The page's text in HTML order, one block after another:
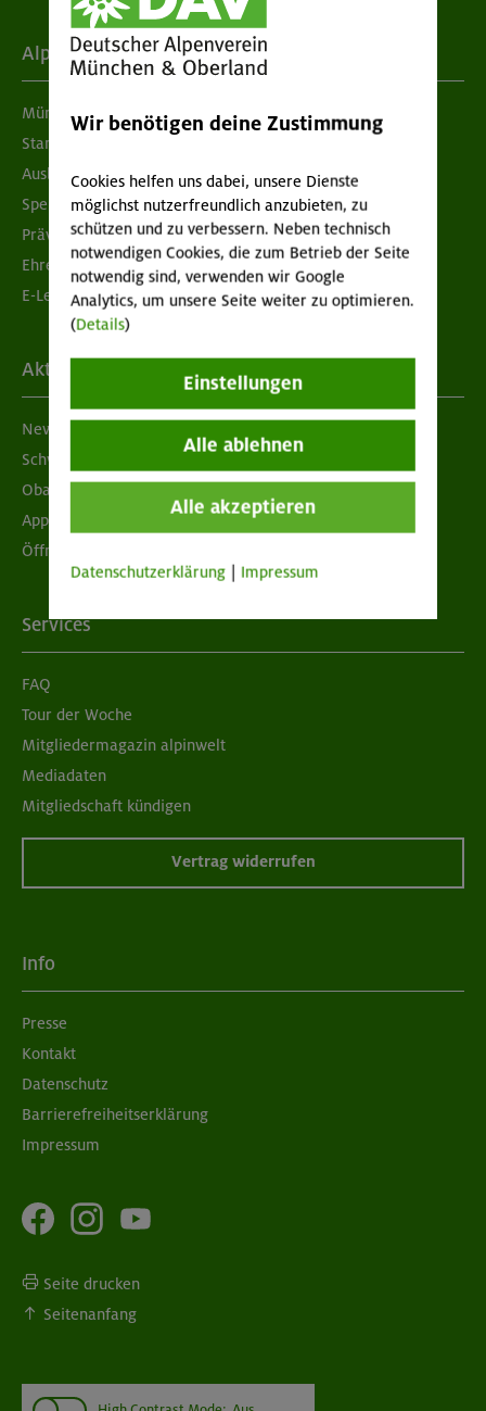
Alpenverein
München & Oberland
Standorte
Ausbildung & Jobs
Spenden
Prävention sexualisierter Gewalt
Ehrenamtsbörse
E-Learning
Aktuelles
Newsletter
Schwarzes Brett
Obacht geben!
App "Mein DAV+"
Öffnungszeiten
Services
FAQ
Tour der Woche
Mitgliedermagazin alpinwelt
Mediadaten
Mitgliedschaft kündigen
Vertrag widerrufen
Info
Presse
Kontakt
Datenschutz
Barrierefreiheitserklärung
Impressum
Seite drucken
Seitenanfang
Wir benötigen deine Zustimmung
Cookies helfen uns dabei, unsere Dienste
möglichst nutzerfreundlich anzubieten, zu
schützen und zu verbessern. Neben technisch
notwendigen Cookies, die zum Betrieb der Seite
notwendig sind, verwenden wir Google
Analytics, um unsere Seite weiter zu optimieren.
(Details)
Einstellungen
Alle ablehnen
Alle akzeptieren
Datenschutzerklärung Impressum